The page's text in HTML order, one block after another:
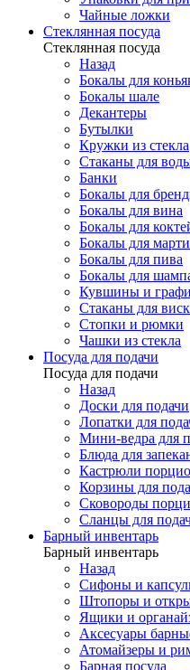
Чайные ложки
Стеклянная посуда
Стеклянная посуда
Назад
Бокалы для
Бокалы шале
Декантеры
Бутылки
Кружки из стекла
Стаканы для
Банки
Бокалы для
Бокалы для вина
Бокалы для
Бокалы для
Бокалы для пива
Бокалы для
Кувшины и
Стаканы для
Стопки и рюмки
Чашки из стекла
Посуда для подачи
Посуда для подачи
Назад
Доски для подачи
Лопатки для
Мини-ведра для
Блюда для
Кастрюли
Корзины для
Сковороды
Сланцы для
Барный инвентарь
Барный инвентарь
Назад
Сифоны и
Штопоры и
Ящики и
Аксесуары
Атомайзеры и
Барная посуда